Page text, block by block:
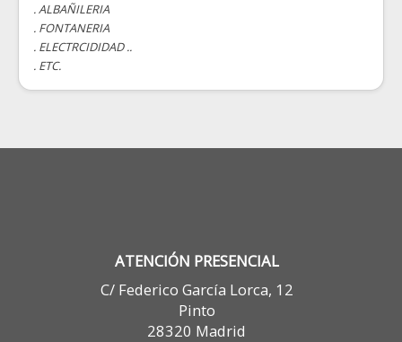
. ALBAÑILERIA
. FONTANERIA
. ELECTRCIDIDAD ..
. ETC.
ATENCIÓN PRESENCIAL
C/ Federico García Lorca, 12
Pinto
28320 Madrid